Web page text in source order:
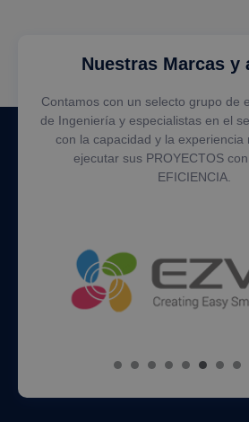
Nuestras Marcas y
Contamos con un selecto grupo de
de Ingeniería y especialistas en el
con la capacidad y la experiencia
ejecutar sus PROYECTOS
EFICIENCIA.